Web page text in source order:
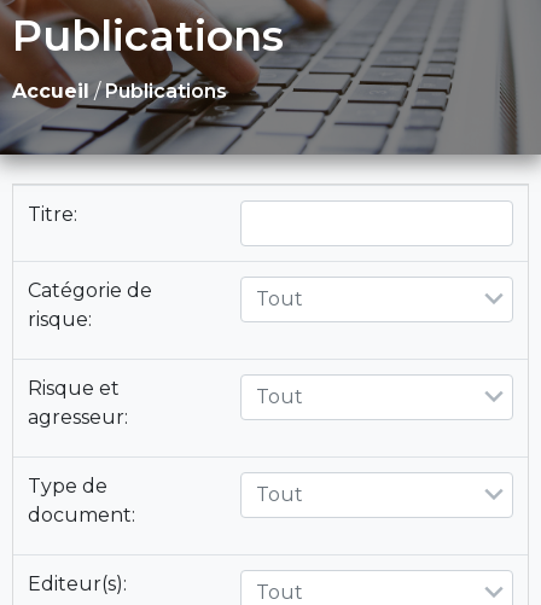
Publications
Accueil /Publications
Titre:
Catégorie de
risque:
Tout
Risque et
agresseur:
Tout
Type de
document:
Tout
Editeur(s): Tout